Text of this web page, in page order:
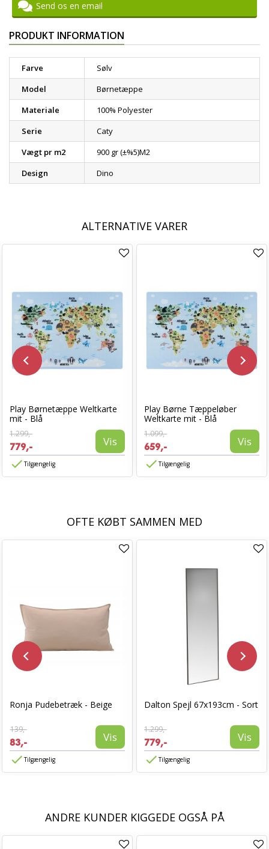
Send os en email
PRODUKT INFORMATION
Farve
Sølv
Model
Børnetæppe
Materiale
100% Polyester
Serie
Caty
Vægt pr m2
900 gr (±%5)M2
Design
Dino
ALTERNATIVE VARER
Play Børnetæppe Weltkarte
mit - Blå
1.299,-
779,- Vis
Tilgængelig
Play Børne Tæppeløber
Weltkarte mit - Blå
1.099,-
659,- Vis
Tilgængelig
OFTE KØBT SAMMEN MED
Ronja Pudebetræk - Beige
139,-
83,- Vis
Tilgængelig
Dalton Spejl 67x193cm - Sort
1.299,-
779,- Vis
Tilgængelig
ANDRE KUNDER KIGGEDE OGSÅ PÅ